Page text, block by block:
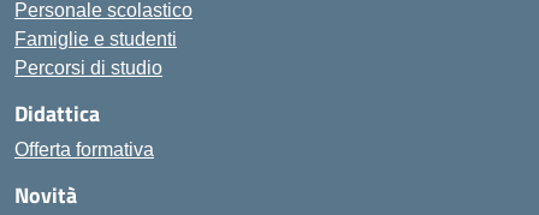
Personale scolastico
Famiglie e studenti
Percorsi di studio
Didattica
Offerta formativa
Novità